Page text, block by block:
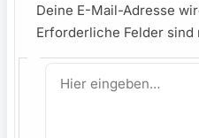
Deine E-Mail-Adresse
Erforderliche Felder sind
Hier
eingeben…